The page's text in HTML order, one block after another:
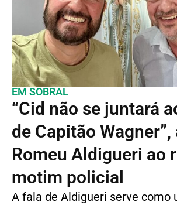
EM SOBRAL
“Cid não se juntará
de Capitão
Romeu Aldigueri ao
motim policial
A fala de Aldigueri serve como